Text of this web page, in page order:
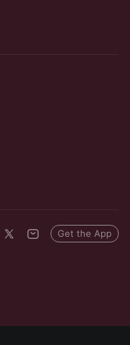
Get the App